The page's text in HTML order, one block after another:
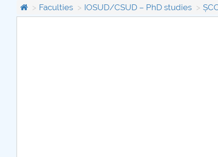
Faculties IOSUD/CSUD – PhD studies